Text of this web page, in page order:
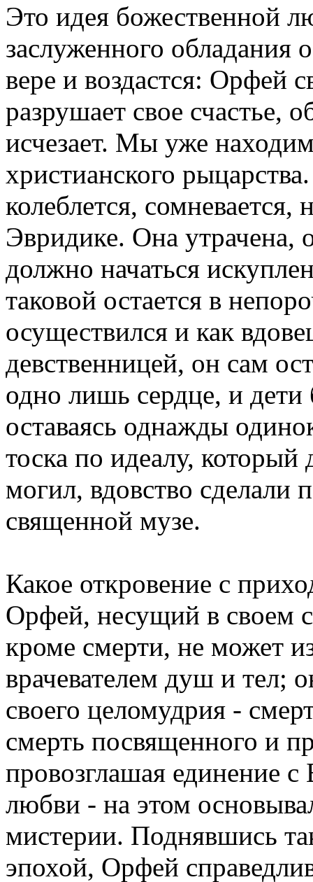
Это идея божественной
заслуженного
вере и воздастся: Орфей
разрушает свое счастье,
исчезает. Мы уже
христианского
колеблется,
Эвридике. Она утрачена,
должно начаться
таковой остается в
осуществился и как
девственницей, он сам
одно лишь сердце, и
оставаясь однажды
тоска по идеалу,
могил, вдовство сделали
священной музе.
Какое откровение с
Орфей, несущий в своем
кроме смерти, не может
врачевателем душ и тел;
своего целомудрия -
смерть посвященного и
провозглашая единение
любви - на этом
мистерии. Поднявшись
эпохой, Орфей